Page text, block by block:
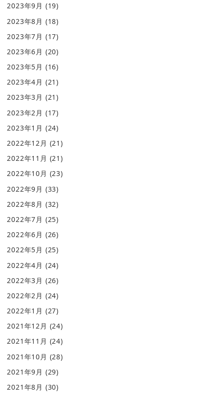
2023年9月 (19)
2023年8月 (18)
2023年7月 (17)
2023年6月 (20)
2023年5月 (16)
2023年4月 (21)
2023年3月 (21)
2023年2月 (17)
2023年1月 (24)
2022年12月 (21)
2022年11月 (21)
2022年10月 (23)
2022年9月 (33)
2022年8月 (32)
2022年7月 (25)
2022年6月 (26)
2022年5月 (25)
2022年4月 (24)
2022年3月 (26)
2022年2月 (24)
2022年1月 (27)
2021年12月 (24)
2021年11月 (24)
2021年10月 (28)
2021年9月 (29)
2021年8月 (30)